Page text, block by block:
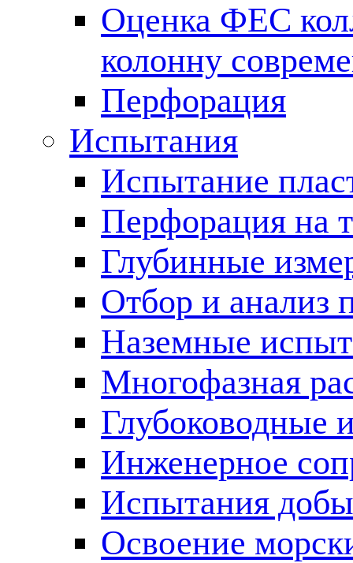
Оценка ФЕС
колонну
Перфорация
Испытания
Испытание
Перфорация на
Глубинные
Отбор и анализ
Наземные
Многофазная
Глубоководные
Инженерное
Испытания
Освоение